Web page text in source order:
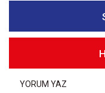
YORUM YAZ